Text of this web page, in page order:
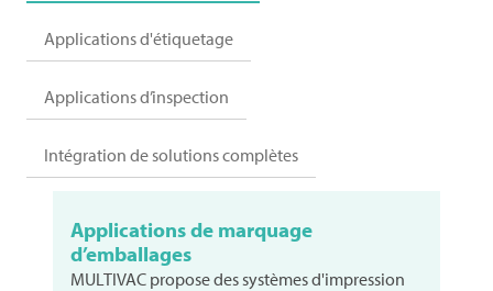
Applications d'étiquetage
Applications d’inspection
Intégration de solutions complètes
Applications de marquage
d’emballages
MULTIVAC propose des systèmes d'impression